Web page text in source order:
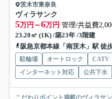
茨木市東奈良
ヴィラサンク
5万円～6万円 管理/共益費
23.20㎡ (1K) /築23年 /3階建
阪急京都本線「南茨木」駅 徒
駐輪場 オートロック CATV
インターネット対応
公共下水
こだわりポイント満載のヴィラサ